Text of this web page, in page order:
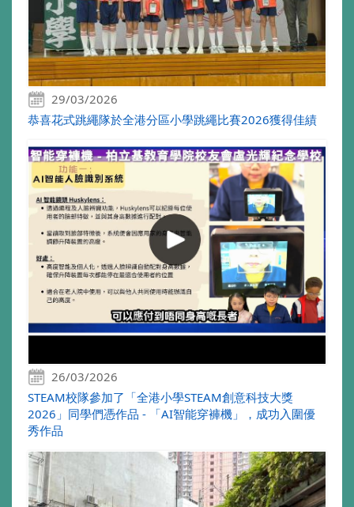
29/03/2026
恭喜花式跳繩隊於全港分區小學跳繩比賽2026獲得佳績
26/03/2026
STEAM校隊參加了「全港小學STEAM創意科技大獎
2026」同學們憑作品 - 「AI智能穿褲機」，成功入圍優
秀作品